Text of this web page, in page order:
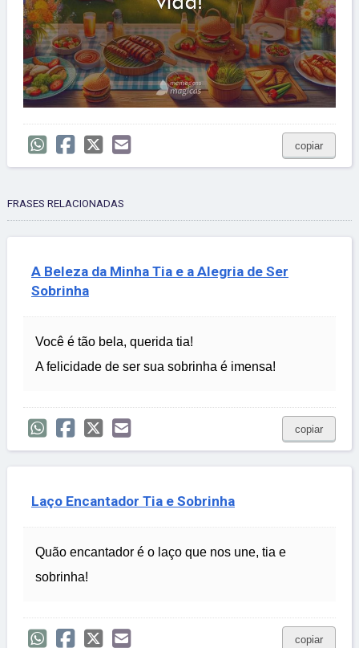
copiar
FRASES RELACIONADAS
A Beleza da Minha Tia e a Alegria de Ser
Sobrinha
Você é tão bela, querida tia!
A felicidade de ser sua sobrinha é imensa!
copiar
Laço Encantador Tia e Sobrinha
Quão encantador é o laço que nos une, tia e
sobrinha!
copiar